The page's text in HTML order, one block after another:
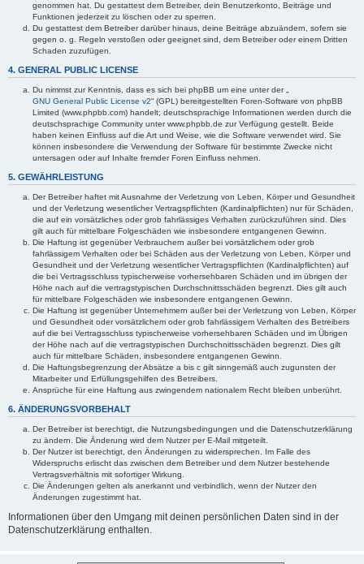
genommen hat. Du gestattest dem Betreiber, dein Benutzerkonto, Beiträge und
Funktionen jederzeit zu löschen oder zu sperren.
Du gestattest dem Betreiber darüber hinaus, deine Beiträge abzuändern, sofern sie
gegen o. g. Regeln verstoßen oder geeignet sind, dem Betreiber oder einem Dritten
Schaden zuzufügen.
4. GENERAL PUBLIC LICENSE
Du nimmst zur Kenntnis, dass es sich bei phpBB um eine unter der „
GNU General Public License v2“ (GPL) bereitgestellten Foren-Software von phpBB
Limited (www.phpbb.com) handelt; deutschsprachige Informationen werden durch die
deutschsprachige Community unter www.phpbb.de zur Verfügung gestellt. Beide
haben keinen Einfluss auf die Art und Weise, wie die Software verwendet wird. Sie
können insbesondere die Verwendung der Software für bestimmte Zwecke nicht
untersagen oder auf Inhalte fremder Foren Einfluss nehmen.
5. GEWÄHRLEISTUNG
Der Betreiber haftet mit Ausnahme der Verletzung von Leben, Körper und Gesundheit
und der Verletzung wesentlicher Vertragspflichten (Kardinalpflichten) nur für Schäden,
die auf ein vorsätzliches oder grob fahrlässiges Verhalten zurückzuführen sind. Dies
gilt auch für mittelbare Folgeschäden wie insbesondere entgangenen Gewinn.
Die Haftung ist gegenüber Verbrauchern außer bei vorsätzlichem oder grob
fahrlässigem Verhalten oder bei Schäden aus der Verletzung von Leben, Körper und
Gesundheit und der Verletzung wesentlicher Vertragspflichten (Kardinalpflichten) auf
die bei Vertragsschluss typischerweise vorhersehbaren Schäden und im übrigen der
Höhe nach auf die vertragstypischen Durchschnittsschäden begrenzt. Dies gilt auch
für mittelbare Folgeschäden wie insbesondere entgangenen Gewinn.
Die Haftung ist gegenüber Unternehmern außer bei der Verletzung von Leben, Körper
und Gesundheit oder vorsätzlichem oder grob fahrlässigem Verhalten des Betreibers
auf die bei Vertragsschluss typischerweise vorhersehbaren Schäden und im Übrigen
der Höhe nach auf die vertragstypischen Durchschnittsschäden begrenzt. Dies gilt
auch für mittelbare Schäden, insbesondere entgangenen Gewinn.
Die Haftungsbegrenzung der Absätze a bis c gilt sinngemäß auch zugunsten der
Mitarbeiter und Erfüllungsgehilfen des Betreibers.
Ansprüche für eine Haftung aus zwingendem nationalem Recht bleiben unberührt.
6. ÄNDERUNGSVORBEHALT
Der Betreiber ist berechtigt, die Nutzungsbedingungen und die Datenschutzerklärung
zu ändern. Die Änderung wird dem Nutzer per E-Mail mitgeteilt.
Der Nutzer ist berechtigt, den Änderungen zu widersprechen. Im Falle des
Widerspruchs erlischt das zwischen dem Betreiber und dem Nutzer bestehende
Vertragsverhältnis mit sofortiger Wirkung.
Die Änderungen gelten als anerkannt und verbindlich, wenn der Nutzer den
Änderungen zugestimmt hat.
Informationen über den Umgang mit deinen persönlichen Daten sind in der
Datenschutzerklärung enthalten.